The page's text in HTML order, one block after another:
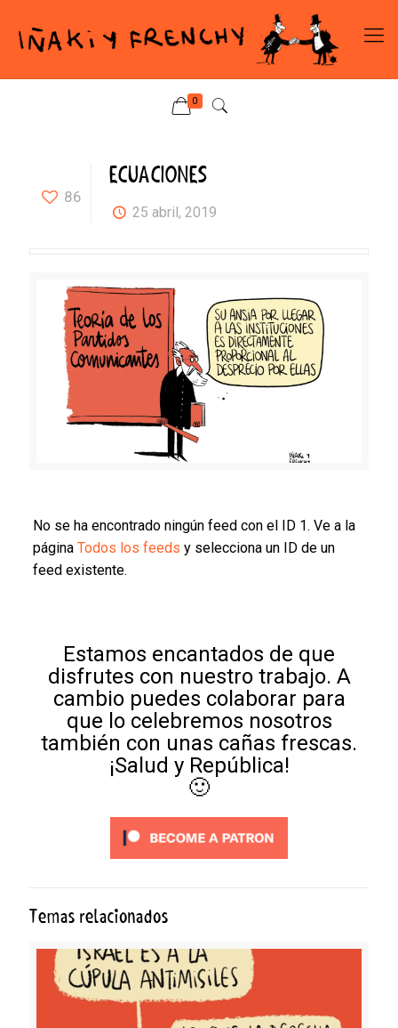
0
86
ECUACIONES
25 abril, 2019
No se ha encontrado ningún feed con el ID 1. Ve a la
página Todos los feeds y selecciona un ID de un
feed existente.
Estamos encantados de que
disfrutes con nuestro trabajo. A
cambio puedes colaborar para
que lo celebremos nosotros
también con unas cañas frescas.
¡Salud y República!
🙂
Temas relacionados